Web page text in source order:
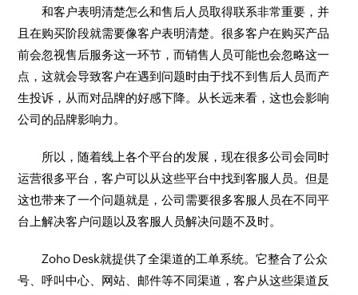
和客户表明清楚怎么和售后人员取得联系非常重要，并
且在购买阶段就需要像客户表明清楚。很多客户在购买产品
前会忽视售后服务这一环节，而销售人员可能也会忽略这一
点，这就会导致客户在遇到问题时由于找不到售后人员而产
生投诉，从而对品牌的好感下降。从长远来看，这也会影响
公司的品牌影响力。
所以，随着线上各个平台的发展，现在很多公司会同时
运营很多平台，客户可以从这些平台中找到客服人员。但是
这也带来了一个问题就是，公司需要很多客服人员在不同平
台上解决客户问题以及客服人员解决问题不及时。
Zoho Desk就提供了全渠道的工单系统。它整合了公众
号、呼叫中心、网站、邮件等不同渠道，客户从这些渠道反